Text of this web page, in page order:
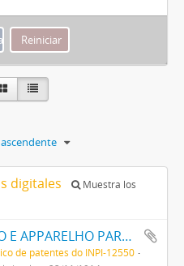
digitales
Muestra los
UM PROCESSO E APPARELHO PARA DAR FORMA A FILAMENTOS PARA LAMPADAS ELECTRICAS DE INCANDESCENCIA
de patentes do INPI-12550